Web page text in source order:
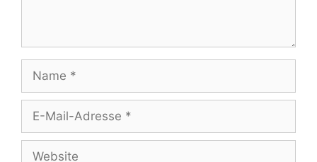
Name
Adresse
Website